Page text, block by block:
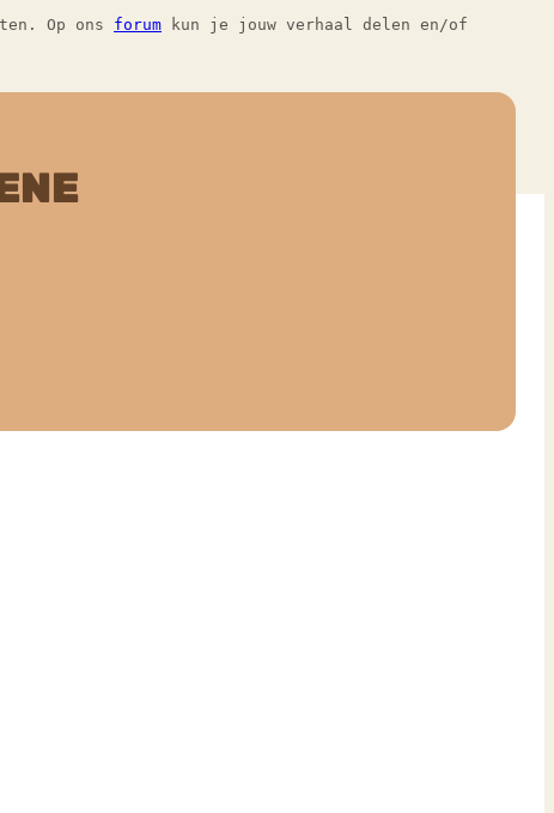
Op ons forum kun je jouw verhaal delen en/of